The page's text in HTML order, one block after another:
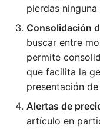
pierdas
Consolidación
buscar entre
permite
que facilita la
presentación
Alertas de
artículo en